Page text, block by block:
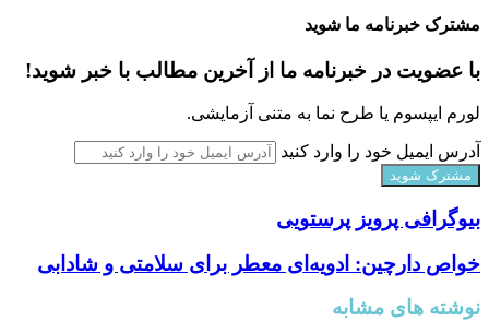
مشترک خبرنامه ما شوید
با عضویت در خبرنامه ما از آخرین مطالب با خبر شوید!
لورم ایپسوم یا طرح‌ نما به متنی آزمایشی.
آدرس ایمیل خود را وارد کنید
بیوگرافی پرویز پرستویی
خواص دارچین: ادویه‌ای معطر برای سلامتی و شادابی
نوشته های مشابه